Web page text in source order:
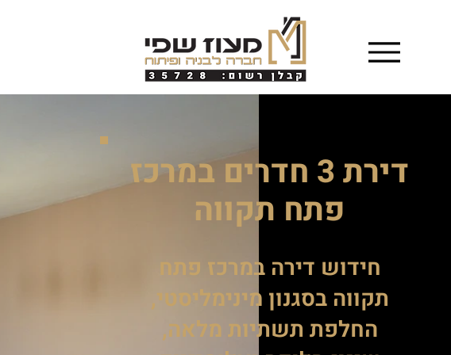
חידוש דירה במרכז פתח
תקווה בסגנון מינימליסטי,
החלפת תשתיות מלאה,
דירת 3 חדרים במרכז
פתח תקווה